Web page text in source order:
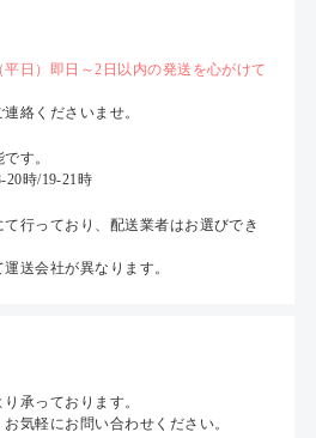
日）即日～2日以内の発送を心がけて
絡くださいませ。
す。
20時/19-21時
行っており、配送業者はお選びでき
送会社が異なります。
承っております。
気軽にお問い合わせください。